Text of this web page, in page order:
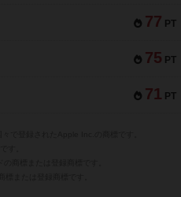
77 PT
75 PT
71 PT